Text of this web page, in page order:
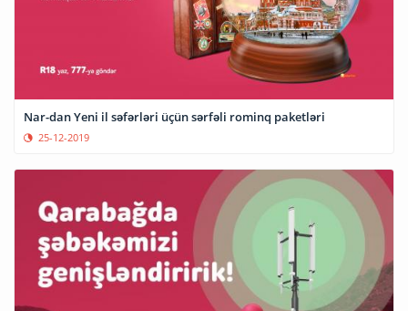
Nar-dan Yeni il səfərləri üçün sərfəli rominq paketləri
25-12-2019